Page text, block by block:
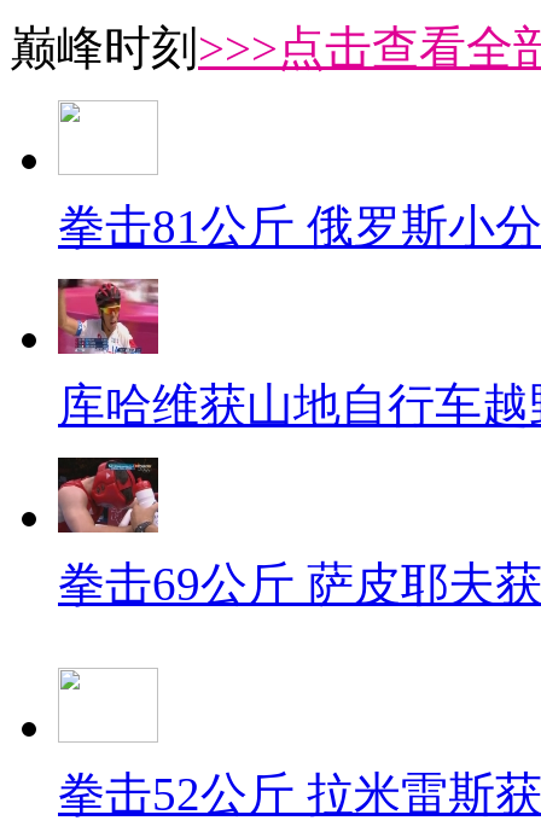
巅峰时刻 >>>点击查看全
拳击81公斤 俄罗斯小
库哈维获山地自行车
拳击69公斤 萨皮耶夫
拳击52公斤 拉米雷斯